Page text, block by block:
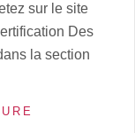
sur le site
Des
la section